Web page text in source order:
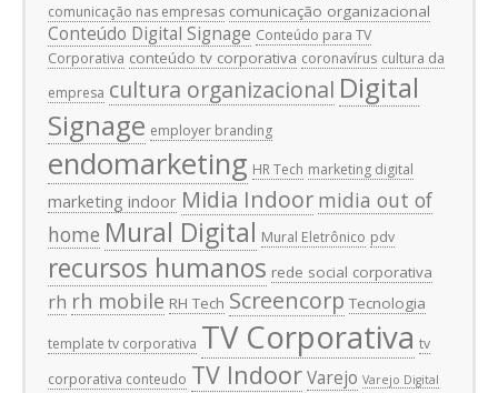
comunicação nas empresas comunicação organizacional
Conteúdo Digital Signage Conteúdo para TV
Corporativa conteúdo tv corporativa coronavírus cultura da
empresa cultura organizacional Digital
Signage employer branding
endomarketing HR Tech marketing digital
marketing indoor Midia Indoor midia out of
home Mural Digital Mural Eletrônico pdv
recursos humanos rede social corporativa
rh rh mobile RH Tech Screencorp Tecnologia
template tv corporativa TV Corporativa tv
corporativa conteudo TV IndoorVarejo Varejo Digital